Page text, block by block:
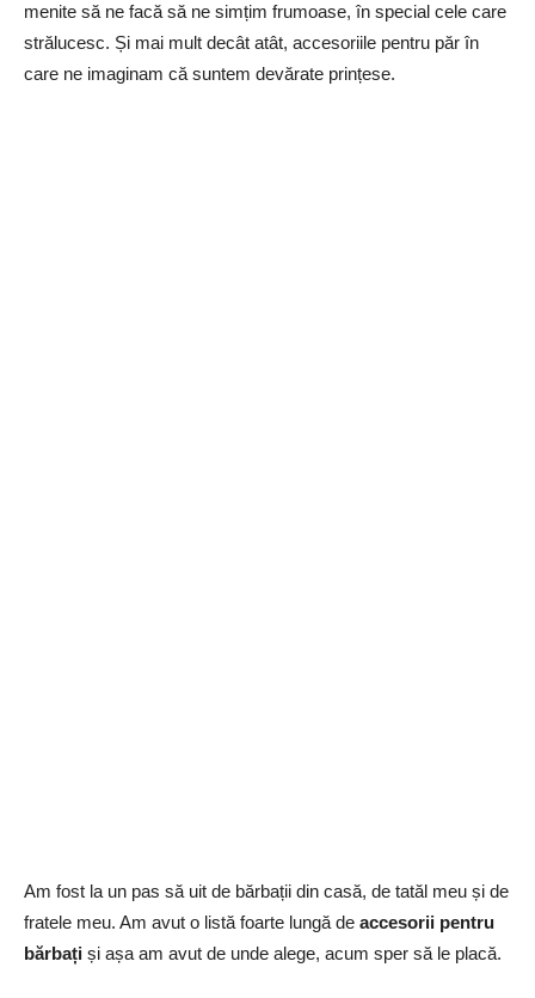
menite să ne facă să ne simțim frumoase, în special cele care
strălucesc. Și mai mult decât atât, accesoriile pentru păr în
care ne imaginam că suntem devărate prințese.
Am fost la un pas să uit de bărbații din casă, de tatăl meu și de
fratele meu. Am avut o listă foarte lungă de accesorii pentru
bărbați și așa am avut de unde alege, acum sper să le placă.